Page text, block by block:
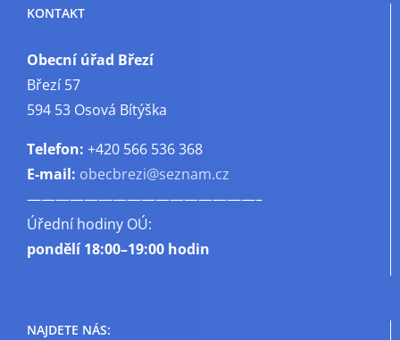
KONTAKT
Obecní úřad Březí
Březí 57
594 53 Osová Bítýška
Telefon: +420 566 536 368
E-mail: obecbrezi@seznam.cz
————————————————–
Úřední hodiny OÚ:
pondělí18:00–19:00 hodin
NAJDETE NÁS: